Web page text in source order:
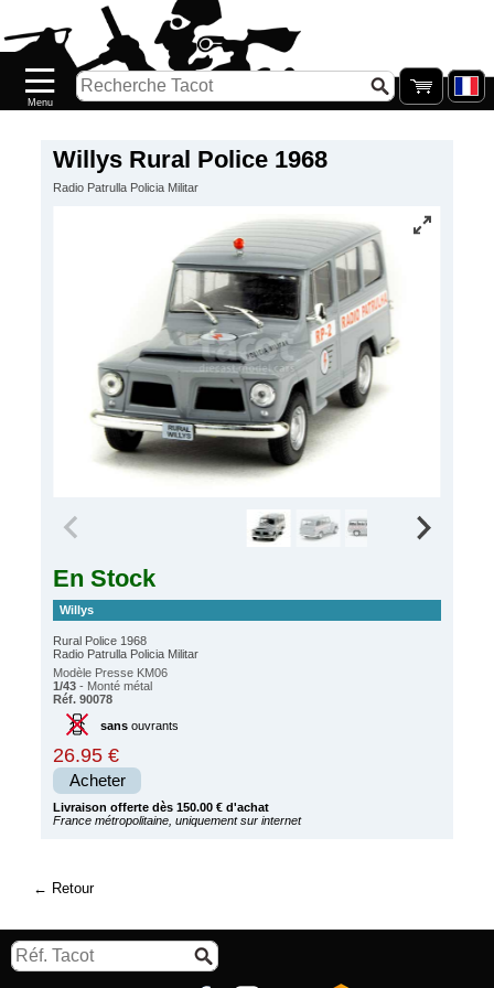
Willys Rural Police 1968
Radio Patrulla Policia Militar
En Stock
Willys
Rural Police 1968
Radio Patrulla Policia Militar
Modèle Presse KM06
1/43 - Monté métal
Réf. 90078
sansouvrants
26.95 €
Acheter
Livraison offerte dès 150.00 € d'achat
France métropolitaine, uniquement sur internet
Retour
Nouveautés
Catalogue/Stock